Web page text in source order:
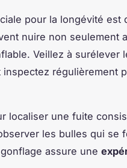
pour la longévité est
nuire non seulement
Veillez à surélever
régulièrement
localiser une fuite
les bulles qui se
assure une